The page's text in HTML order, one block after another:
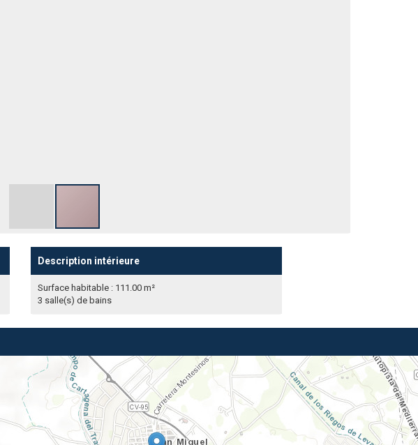
Description intérieure
Surface habitable : 111.00 m²
3 salle(s) de bains